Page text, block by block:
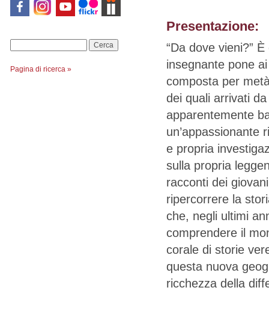
Pagina di ricerca »
Presentazione:
“Da dove vieni?”
insegnante pone
composta per
dei quali arrivati
apparentemente
un’appassionante
e propria
sulla propria
racconti dei
ripercorrere la
che, negli ultimi
comprendere il
corale di storie
questa nuova
ricchezza della